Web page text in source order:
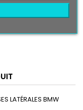
au panier
LATÉRALES BMW